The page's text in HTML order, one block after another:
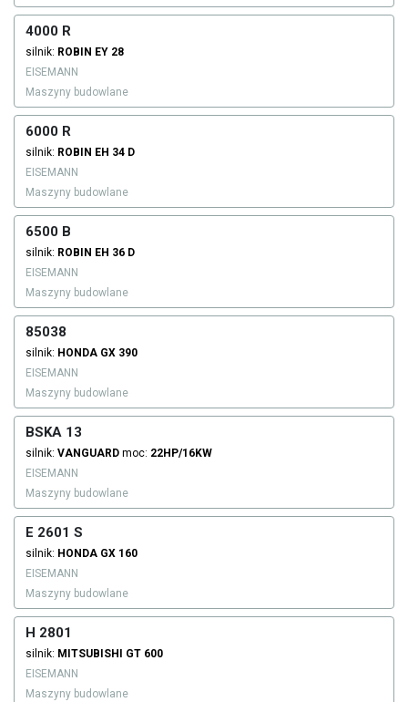
4000 R
silnik: ROBIN EY 28
EISEMANN
Maszyny budowlane
6000 R
silnik: ROBIN EH 34 D
EISEMANN
Maszyny budowlane
6500 B
silnik: ROBIN EH 36 D
EISEMANN
Maszyny budowlane
85038
silnik: HONDA GX 390
EISEMANN
Maszyny budowlane
BSKA 13
silnik: VANGUARD moc: 22HP/16KW
EISEMANN
Maszyny budowlane
E 2601 S
silnik: HONDA GX 160
EISEMANN
Maszyny budowlane
H 2801
silnik: MITSUBISHI
GT 600
EISEMANN
Maszyny budowlane